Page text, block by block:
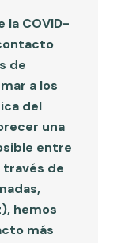
la COVID-
de
a los
del
una
entre
través de
hemos
más